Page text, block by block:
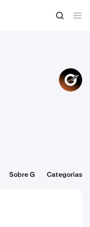
Comprar G
G
Sobre G Categorias